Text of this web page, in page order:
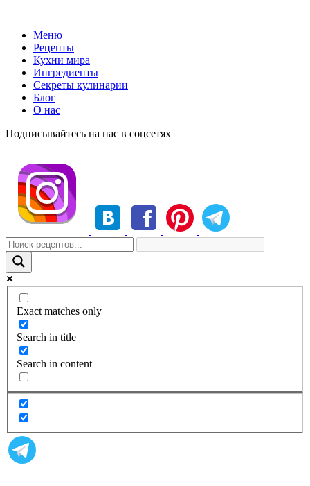
Меню
Рецепты
Кухни мира
Ингредиенты
Секреты кулинарии
Блог
О нас
Подписывайтесь на нас в соцсетях
Exact matches only
Search in title
Search in content